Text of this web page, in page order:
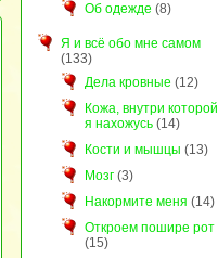
Об одежде (8)
Я и всё обо мне самом
(133)
Дела кровные (12)
Кожа, внутри которой
я нахожусь(14)
Кости и мышцы (13)
Мозг(3)
Накормите меня (14)
Откроем пошире рот
(15)